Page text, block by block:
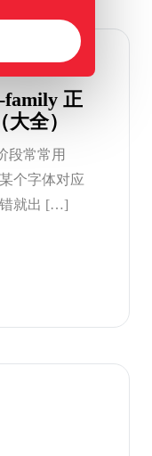
family 正
全）
段常常用
个字体对应
错就出 […]